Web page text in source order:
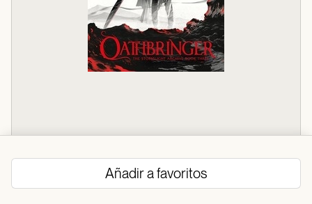
Añadir a favoritos